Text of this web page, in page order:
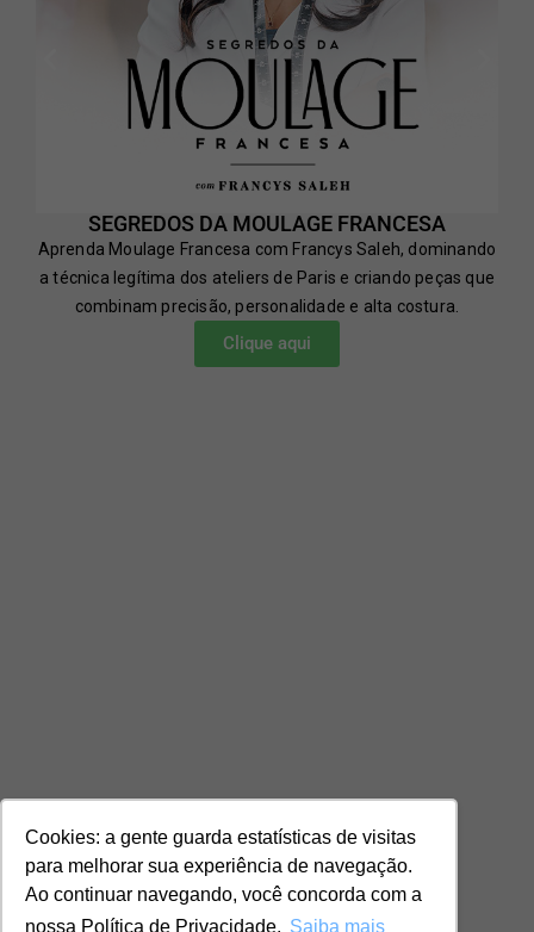
Cookies: a gente guarda estatísticas de visitas
para melhorar sua experiência de navegação.
Ao continuar navegando, você concorda com a
nossa Política de Privacidade. Saiba mais
SEGREDOS DA MOULAGE FRANCESA
Aprenda Moulage Francesa com Francys Saleh, dominando
a técnica legítima dos ateliers de Paris e criando peças que
combinam precisão, personalidade e alta costura.
Clique aqui